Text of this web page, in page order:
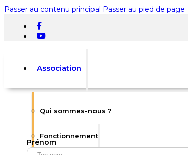
Passer au contenu principal Passer au pied de page
Rechercher
Association
Qui sommes-nous ?
Fonctionnement
Prénom